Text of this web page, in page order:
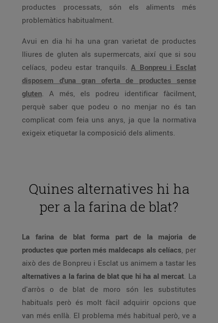
productes processats, són els aliments més
problemàtics habitualment.
Avui en dia hi ha una gran varietat de productes
lliures de gluten als supermercats, així que si sou
celíacs, podeu estar tranquils. A Bonpreu i Esclat
disposem d'una gran oferta de productes sense
gluten. A més, els podreu identificar fàcilment,
perquè saber que podeu o no menjar no és tan
complicat com feia uns anys, ja que la normativa
exigeix etiquetar la composició dels aliments.
Quines alternatives hi ha
per a la farina de blat?
La farina de blat forma part de la majoria de
productes que porten més maldecaps als celíacs, per
això des de Bonpreu i Esclat us animem a tastar les
alternatives a la farina de blat que hi ha al mercat. La
d'arròs o de blat de moro són les substitutes
habituals però és molt fàcil adquirir opcions que
van més enllà. El problema més habitual però, ve a